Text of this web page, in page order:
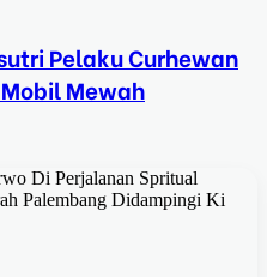
Pelaku Curhewan
Mewah
Di Perjalanan Spritual
Palembang Didampingi Ki